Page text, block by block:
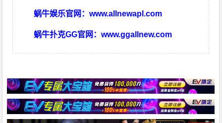
蜗牛娱乐官网：www.allnewapl.com
蜗牛扑克GG官网：www.ggallnew.com